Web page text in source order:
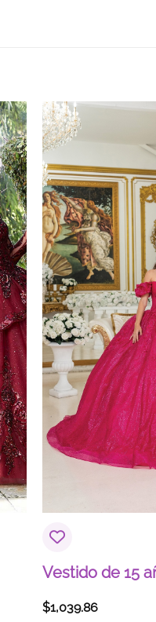
Plazo de Entrega: 21 días
Vestido de 15
$1,039.86